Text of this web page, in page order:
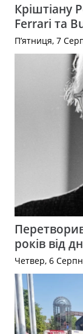
Кріштіану
Ferrari та
П’ятниця, 7
років від
Четвер, 6